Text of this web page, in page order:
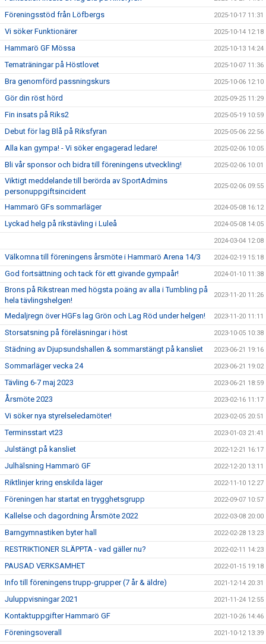
Föreningsstöd från Löfbergs 2025-10-17 11:31
Vi söker Funktionärer 2025-10-14 12:18
Hammarö GF Mössa 2025-10-13 14:24
Tematräningar på Höstlovet 2025-10-07 11:36
Bra genomförd passningskurs 2025-10-06 12:10
Gör din röst hörd 2025-09-25 11:29
Fin insats på Riks2 2025-05-19 10:59
Debut för lag Blå på Riksfyran 2025-05-06 22:56
Alla kan gympa! - Vi söker engagerad ledare! 2025-02-06 10:05
Bli vår sponsor och bidra till föreningens utveckling! 2025-02-06 10:01
Viktigt meddelande till berörda av SportAdmins
personuppgiftsincident
2025-02-06 09:55
Hammarö GFs sommarläger 2024-05-08 16:12
Lyckad helg på rikstävling i Luleå 2024-05-08 14:05
2024-03-04 12:08
Välkomna till föreningens årsmöte i Hammarö Arena 14/3 2024-02-19 15:18
God fortsättning och tack för ett givande gympaår! 2024-01-10 11:38
Brons på Rikstrean med högsta poäng av alla i Tumbling på
hela tävlingshelgen!
2023-11-20 11:26
Medaljregn över HGFs lag Grön och Lag Röd under helgen! 2023-11-20 11:11
Storsatsning på föreläsningar i höst 2023-10-05 10:38
Städning av Djupsundshallen & sommarstängt på kansliet 2023-06-21 19:16
Sommarläger vecka 24 2023-06-21 19:02
Tävling 6-7 maj 2023 2023-06-21 18:59
Årsmöte 2023 2023-02-16 11:17
Vi söker nya styrelseledamöter! 2023-02-05 20:51
Terminsstart vt23 2023-01-03 21:41
Julstängt på kansliet 2022-12-21 16:17
Julhälsning Hammarö GF 2022-12-20 13:11
Riktlinjer kring enskilda läger 2022-11-10 12:27
Föreningen har startat en trygghetsgrupp 2022-09-07 10:57
Kallelse och dagordning Årsmöte 2022 2022-03-08 20:00
Barngymnastiken byter hall 2022-02-28 13:23
RESTRIKTIONER SLÄPPTA - vad gäller nu? 2022-02-11 14:23
PAUSAD VERKSAMHET 2022-01-15 19:18
Info till föreningens trupp-grupper (7 år & äldre) 2021-12-14 20:31
Juluppvisningar 2021 2021-11-24 12:55
Kontaktuppgifter Hammarö GF 2021-10-26 14:46
Föreningsoverall 2021-10-12 13:39